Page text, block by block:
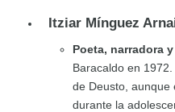
Itziar Mínguez
Poeta, narradora
Baracaldo en
de Deusto, aunque
durante la